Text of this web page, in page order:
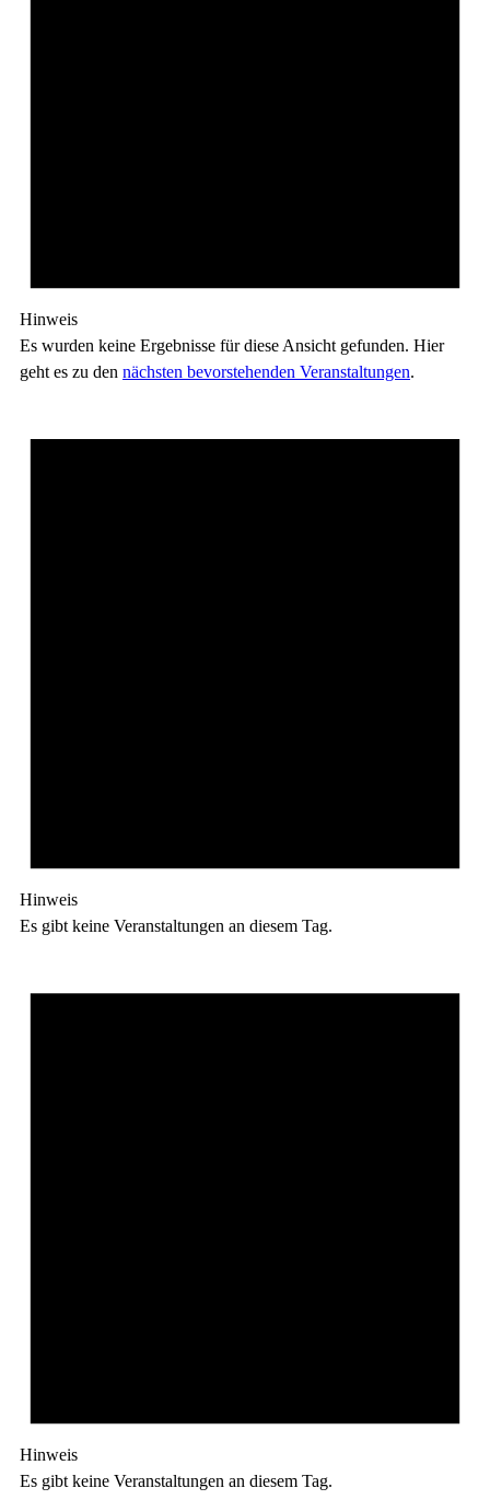
Hinweis
Es wurden keine Ergebnisse für diese Ansicht gefunden. Hier
geht es zu den nächsten bevorstehenden Veranstaltungen.
Hinweis
Es gibt keine Veranstaltungen an diesem Tag.
Hinweis
Es gibt keine Veranstaltungen an diesem Tag.